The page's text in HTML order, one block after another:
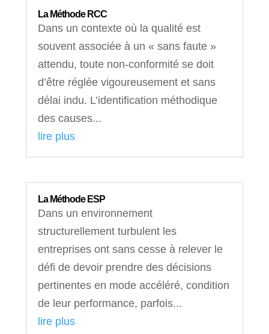
La Méthode RCC
Dans un contexte où la qualité est
souvent associée à un « sans faute »
attendu, toute non-conformité se doit
d’être réglée vigoureusement et sans
délai indu. L’identification méthodique
des causes...
lire plus
La Méthode ESP
Dans un environnement
structurellement turbulent les
entreprises ont sans cesse à relever le
défi de devoir prendre des décisions
pertinentes en mode accéléré, condition
de leur performance, parfois...
lire plus